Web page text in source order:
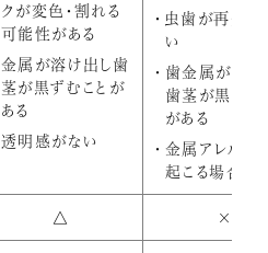
クが変色・割れる
可能性がある
金属が溶け出し歯
茎が黒ずむことが
ある
透明感がない
虫歯が再発し
い
歯金属が溶け
歯茎が黒ずむ
がある
金属アレルギ
起こる場合が
△ ×